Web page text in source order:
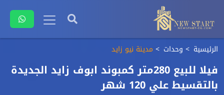
الرئيسية وحدات مدينة نيو زايد
فيلا للبيع 280متر كمبوند ابوف زايد الجديدة
بالتقسيط علي 120 شهر